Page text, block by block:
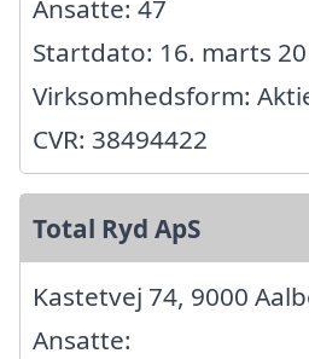
Ansatte: 47
Startdato: 16. marts
Virksomhedsform:
CVR: 38494422
Total Ryd ApS
Kastetvej 74, 9000
Ansatte: